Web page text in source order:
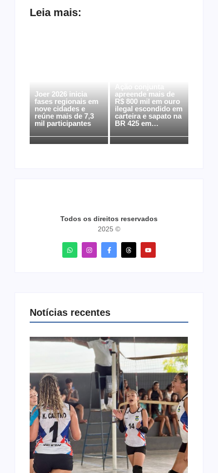
Leia mais:
Joer 2026 inicia
fases regionais em
nove cidades e
reúne mais de 7,3
mil participantes
Ação conjunta
apreende mais de
R$ 800 mil em ouro
ilegal escondido em
carteira e sapato na
BR 425 em…
Todos os direitos reservados
2025 ©
Notícias recentes